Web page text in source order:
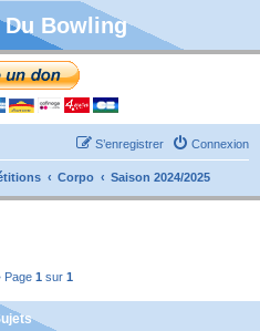
Bowling
Connexion
S’enregistrer
Corpo Saison 2024/2025
Page 1 sur 1